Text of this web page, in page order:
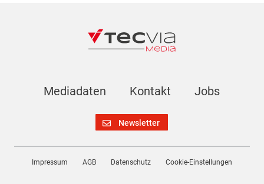
Mediadaten Kontakt Jobs
Newsletter
Impressum AGB Datenschutz Cookie-Einstellungen